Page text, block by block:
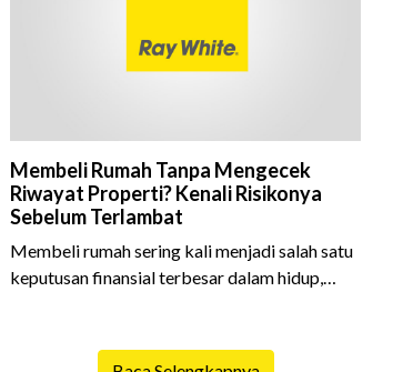
Membeli Rumah Tanpa Mengecek
Riwayat Properti? Kenali Risikonya
Sebelum Terlambat
Membeli rumah sering kali menjadi salah satu
keputusan finansial terbesar dalam hidup,
kepemilikan hunian maupun investasi properti.